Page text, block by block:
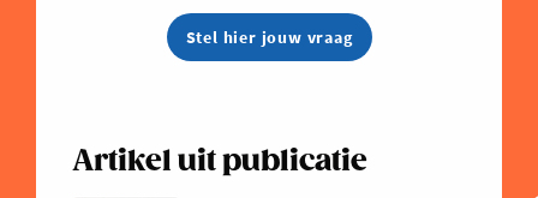
Stel hier jouw vraag
Artikel uit publicatie